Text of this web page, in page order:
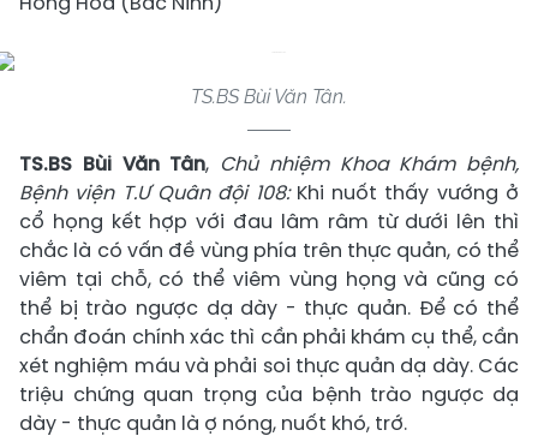
TS.BS Bùi Văn Tân.
TS.BS Bùi Văn Tân, Chủ nhiệm Khoa Khám bệnh,
Bệnh viện T.Ư Quân đội 108: Khi nuốt thấy vướng ở
cổ họng kết hợp với đau lâm râm từ dưới lên thì
chắc là có vấn đề vùng phía trên thực quản, có thể
viêm tại chỗ, có thể viêm vùng họng và cũng có
thể bị trào ngược dạ dày - thực quản. Để có thể
chẩn đoán chính xác thì cần phải khám cụ thể, cần
xét nghiệm máu và phải soi thực quản dạ dày. Các
triệu chứng quan trọng của bệnh trào ngược dạ
dày - thực quản là ợ nóng, nuốt khó, trớ.